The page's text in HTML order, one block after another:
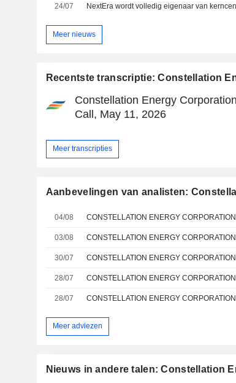
24/07
Meer nieuws
Recentste transcriptie: Constellation
Constellation Energy
Call, May 11, 2026
Meer transcripties
Aanbevelingen van analisten:
04/08 CONSTELLATION ENERGY
03/08
30/07
28/07 CONSTELLATION ENERGY
28/07
Meer adviezen
Nieuws in andere talen: Constellation